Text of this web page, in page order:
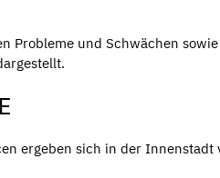
Probleme und Schwächen sowie
ergeben sich in der Innenstadt